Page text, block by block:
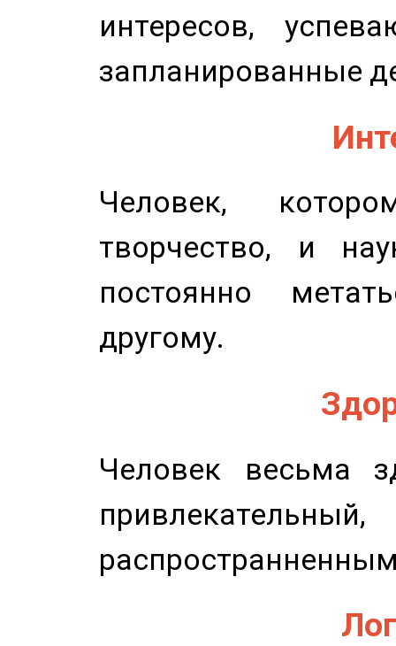
интересов,
запланированные
Человек,
творчество, и
постоянно
другому.
Человек весьма